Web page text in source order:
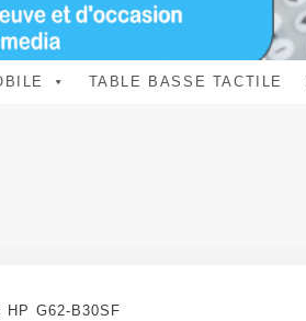
TABLE BASSE TACTILE
HP G62-B30SF